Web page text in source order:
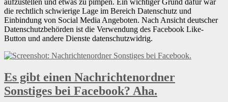
aufzustellen und etwas zu pimpen. Ein wichtiger Grund dafür war
die rechtlich schwierige Lage im Bereich Datenschutz und
Einbindung von Social Media Angeboten. Nach Ansicht deutscher
Datenschutzbehörden ist die Verwendung des Facebook Like-
Button und andere Dienste datenschutzwidrig.
Es gibt einen Nachrichtenordner
Sonstiges bei Facebook? Aha.